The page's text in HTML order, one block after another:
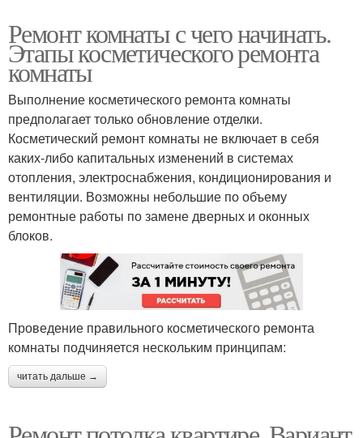
Ремонт комнаты с чего начинать.
Этапы косметического ремонта
комнаты
Выполнение косметического ремонта комнаты
предполагает только обновление отделки.
Косметический ремонт комнаты не включает в себя
каких-либо капитальных изменений в системах
отопления, электроснабжения, кондиционирования и
вентиляции. Возможны небольшие по объему
ремонтные работы по замене дверных и оконных
блоков.
Проведение правильного косметического ремонта
комнаты подчиняется нескольким принципам:
читать дальше →